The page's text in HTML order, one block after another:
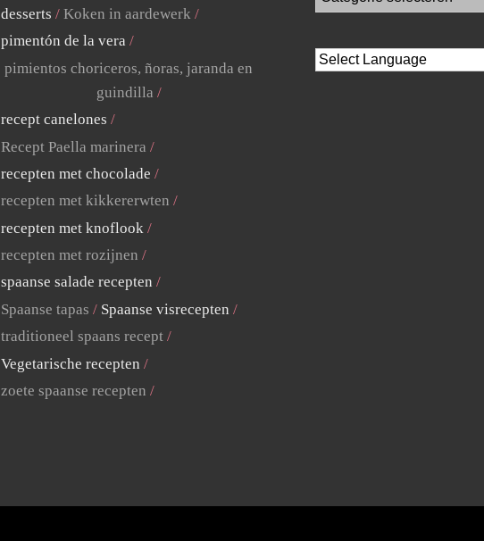
desserts
Koken in aardewerk
pimentón de la vera
pimientos choriceros, ñoras, jaranda en
guindilla
recept canelones
Recept Paella marinera
recepten met chocolade
recepten met kikkererwten
recepten met knoflook
recepten met rozijnen
spaanse salade recepten
Spaanse tapas
Spaanse visrecepten
traditioneel spaans recept
Vegetarische recepten
zoete spaanse recepten